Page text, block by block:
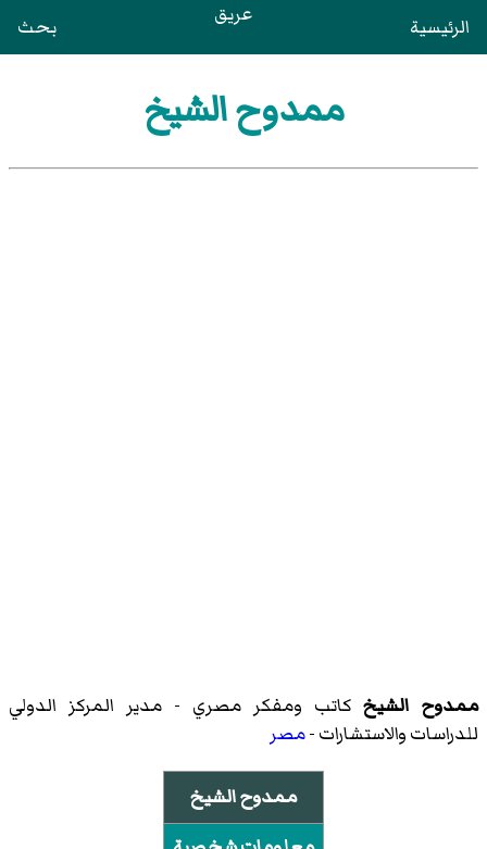
الرئيسية عريق بحث
ممدوح الشيخ
ممدوح الشيخ كاتب ومفكر مصري - مدير المركز الدولي
للدراسات والاستشارات-مصر
ممدوح الشيخ